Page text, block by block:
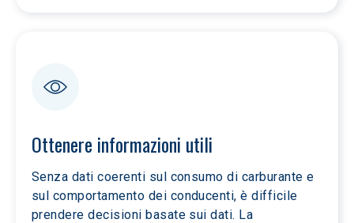
Ottenere informazioni utili
Senza dati coerenti sul consumo di carburante e
sul comportamento dei conducenti, è difficile
prendere decisioni basate sui dati. La